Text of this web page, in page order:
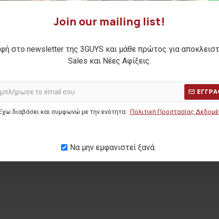
Join our mailing list!
στο newsletter της 3GUYS και μάθε πρώτος για
Sales και Νέες Αφίξεις.
διαβάσει και συμφωνώ με την ενότητα: Πολιτική Προστασίας
Να μην εμφανιστεί ξανά.
ΤΙΜΗ:59,90€
40,00€